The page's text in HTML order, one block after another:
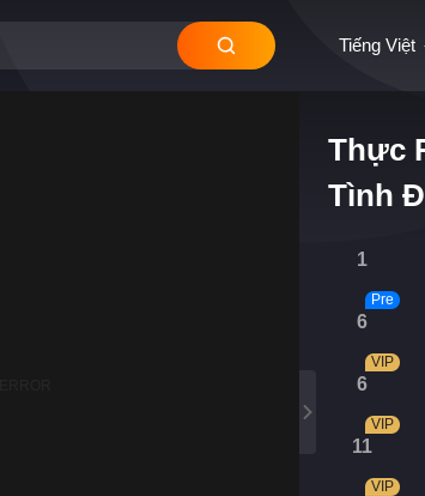
Tiếng Việt
Thực
Tình
1
6
Pre
6
VIP
11
VIP
VIP